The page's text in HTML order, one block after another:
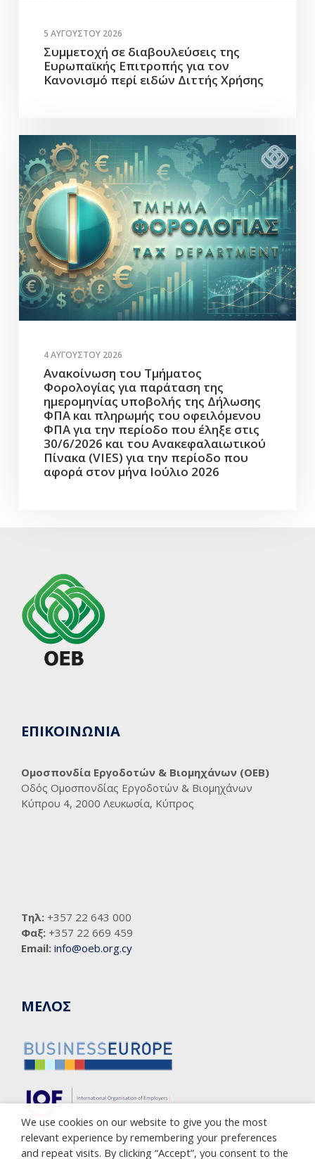
5 ΑΥΓΟΎΣΤΟΥ 2026
Συμμετοχή σε διαβουλεύσεις της
Ευρωπαϊκής Επιτροπής για τον
Κανονισμό περί ειδών Διττής Χρήσης
4 ΑΥΓΟΎΣΤΟΥ 2026
Ανακοίνωση του Τμήματος
Φορολογίας για παράταση της
ημερομηνίας υποβολής της Δήλωσης
ΦΠΑ και πληρωμής του οφειλόμενου
ΦΠΑ για την περίοδο που έληξε στις
30/6/2026 και του Ανακεφαλαιωτικού
Πίνακα (VIES) για την περίοδο που
αφορά στον μήνα Ιούλιο 2026
ΕΠΙΚΟΙΝΩΝΙΑ
Ομοσπονδία Εργοδοτών & Βιομηχάνων (ΟΕΒ)
Οδός Ομοσπονδίας Εργοδοτών & Βιομηχάνων
Κύπρου 4, 2000 Λευκωσία, Κύπρος
Τηλ: +357 22 643 000
Φαξ: +357 22 669 459
Email: info@oeb.org.cy
ΜΕΛΟΣ
We use cookies on our website to give you the most
relevant experience by remembering your preferences
and repeat visits. By clicking “Accept”, you consent to the